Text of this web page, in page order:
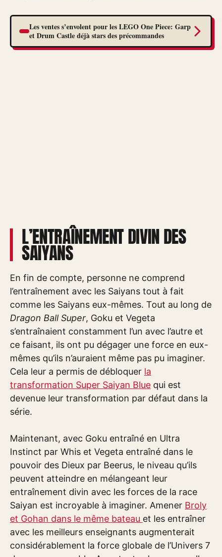
Les ventes s’envolent pour les LEGO One Piece: Garp
et Drum Castle déjà stars des précommandes
L’ENTRAÎNEMENT DIVIN DES
SAIYANS
En fin de compte, personne ne comprend
l’entraînement avec les Saiyans tout à fait
comme les Saiyans eux-mêmes. Tout au long de
Dragon Ball Super, Goku et Vegeta
s’entraînaient constamment l’un avec l’autre et
ce faisant, ils ont pu dégager une force en eux-
mêmes qu’ils n’auraient même pas pu imaginer.
Cela leur a permis de débloquer la
transformation Super Saiyan Blue qui est
devenue leur transformation par défaut dans la
série.
Maintenant, avec Goku entraîné en Ultra
Instinct par Whis et Vegeta entraîné dans le
pouvoir des Dieux par Beerus, le niveau qu’ils
peuvent atteindre en mélangeant leur
entraînement divin avec les forces de la race
Saiyan est incroyable à imaginer. Amener Broly
et Gohan dans le même bateau et les entraîner
avec les meilleurs enseignants augmenterait
considérablement la force globale de l’Univers 7